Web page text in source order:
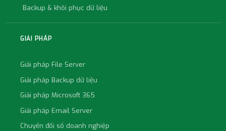
Backup & khôi phục dữ liệu
GIẢI PHÁP
Giải pháp File Server
Giải pháp Backup dữ liệu
Giải pháp Microsoft 365
Giải pháp Email Server
Chuyển đổi số doanh nghiệp